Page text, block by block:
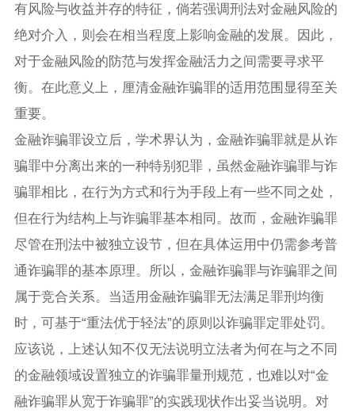
有风险与收益并存的特征，倘若强调刑法对金融风险的
绝对介入，则会在相当程度上影响金融的发展。因此，
对于金融风险的防范与发挥金融活力之间需要寻求平
衡。在此意义上，厘清金融诈骗罪的适用范围显得至关
重要。
金融诈骗罪设立后，学术界认为，金融诈骗罪就是从诈
骗罪中分离出来的一种特别犯罪，虽然金融诈骗罪与诈
骗罪相比，在行为方式和行为手段上有一些不同之处，
但在行为结构上与诈骗罪基本相同。故而，金融诈骗罪
尽管在刑法中被独立设节，但在具体运用中仍需参考普
通诈骗罪的基本原理。所以，金融诈骗罪与诈骗罪之间
属于竞合关系。当适用金融诈骗罪无法满足罪刑均衡
时，可基于“重法优于轻法”的原则以诈骗罪定罪处罚。
应该说，上述认知不仅无法说明立法者为何在与之不同
的金融领域设置独立的诈骗罪量刑规范，也难以对“金
融诈骗罪从宽于诈骗罪”的实践现状作出妥当说明。对